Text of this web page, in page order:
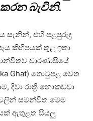
කරන බැවිනි.
සැනින්, එහි පළපුරුදු
කිහිපයක් තුළ ඉතා
වාරණාසියේ
Ghat) තොටුපළ වෙත
දිවා රාත්‍රී නොකඩවා
සමන්විත මෙම
ඇතුළත සියලු